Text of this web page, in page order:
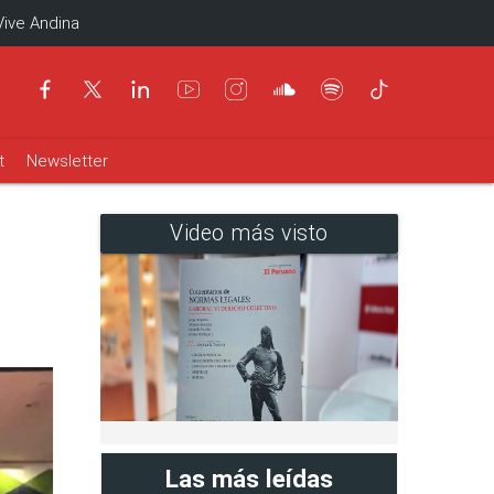
Andina
Newsletter
Video más visto
Las más leídas